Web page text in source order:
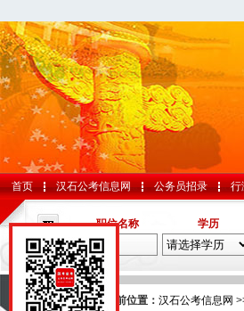
首页 汉石公考信息网 公务员招录 行
职位名称 学历
导航 您的当前位置： 汉石公考信息网